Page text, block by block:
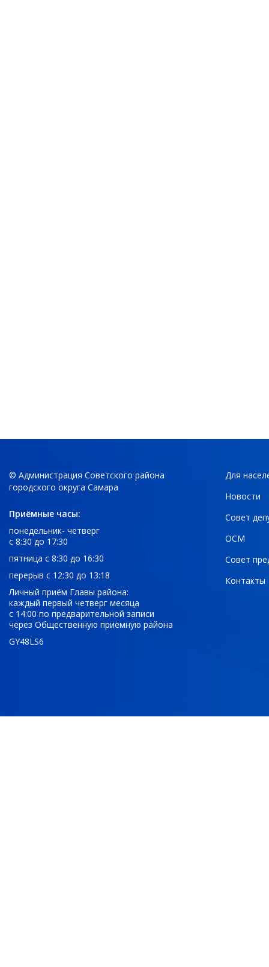
© Администрация Советского района
городского округа Самара
Приёмные часы:
понедельник- четверг
с 8:30 до 17:30
пятница с 8:30 до 16:30
перерыв с 12:30 до 13:18
Личный приём Главы района:
каждый первый четверг месяца
с 14:00 по предварительной записи
через Общественную приёмную района
GY48LS6
Для
Новости
Совет
ОСМ
Совет
Контакты